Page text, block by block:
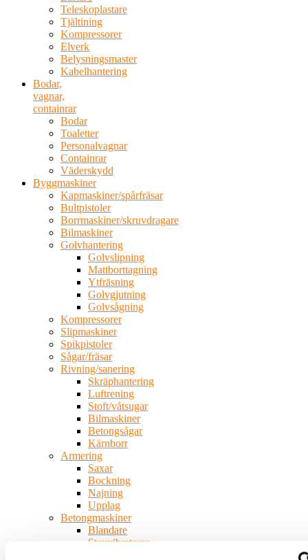
Teleskoplastare
Tjältining
Kompressorer
Elverk
Belysningsmaster
Kabelhantering
Bodar,
vagnar,
containrar
Bodar
Toaletter
Personalvagnar
Containrar
Väderskydd
Byggmaskiner
Kapmaskiner/spårfräsar
Bultpistoler
Borrmaskiner/skruvdragare
Bilmaskiner
Golvhantering
Golvslipning
Mattborttagning
Ytfräsning
Golvgjutning
Golvsågning
Kompressorer
Slipmaskiner
Spikpistoler
Sågar/fräsar
Rivning/sanering
Skräphantering
Luftrening
Stoft/våtsugar
Bilmaskiner
Betongsågar
Kärnborr
Armering
Saxar
Bockning
Najning
Upplag
Betongmaskiner
Blandare
Stavvibratorer